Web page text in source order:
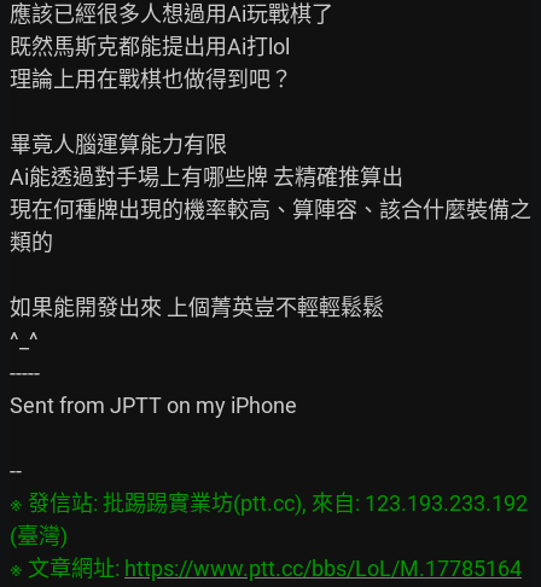
應該已經很多人想過用Ai玩戰棋了
既然馬斯克都能提出用Ai打lol
理論上用在戰棋也做得到吧？
畢竟人腦運算能力有限
Ai能透過對手場上有哪些牌 去精確推算出
現在何種牌出現的機率較高、算陣容、該合什麼裝備之
類的
如果能開發出來 上個菁英豈不輕輕鬆鬆
^_^
-----
Sent from JPTT on my iPhone
※ 發信站: 批踢踢實業坊(ptt.cc), 來自: 123.193.233.192
(臺灣)
※ 文章網址: https://www.ptt.cc/bbs/LoL/M.17785164